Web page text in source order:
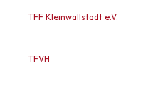
TFF Kleinwallstadt e.V.
TFVH